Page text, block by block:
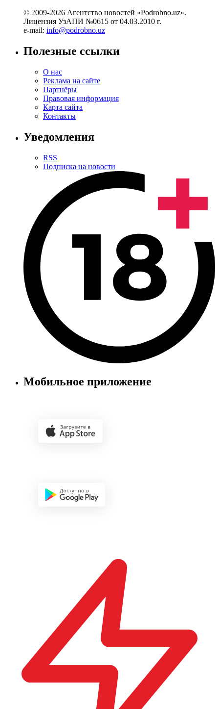
© 2009-2026 Агентство новостей «Podrobno.uz».
Лицензия УзАПИ №0615 от 04.03.2010 г.
e-mail: info@podrobno.uz
Полезные ссылки
О нас
Реклама на сайте
Партнёры
Правовая информация
Карта сайта
Контакты
Уведомления
RSS
Подписка на новости
Мобильное приложение